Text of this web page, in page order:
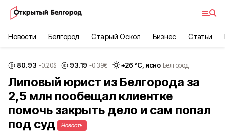
Новости Белгород Старый Оскол Бизнес Статьи
80.93 -0.20$ 93.19 -0.39€ +26 °С, ясно Белгород
Липовый юрист из Белгорода за
2,5 млн пообещал клиентке
помочь закрыть дело и сам попал
под суд
Новость